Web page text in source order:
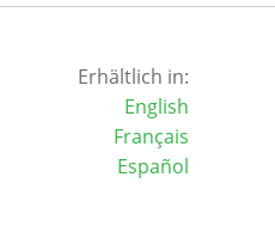
Erhältlich in:
English
Français
Español